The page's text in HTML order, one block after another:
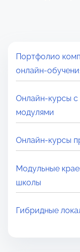
Портфолио
Онлайн-курсы с
модулями
Онлайн‑курсы
Модульные
школы
Гибридные